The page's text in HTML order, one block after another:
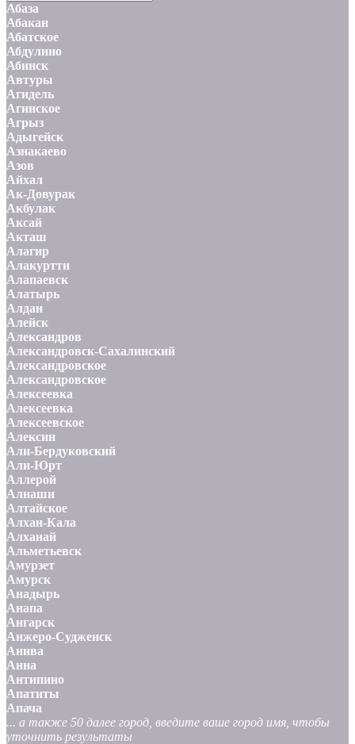
Абаза
Абакан
Абатское
Абдулино
Абинск
Автуры
Агидель
Агинское
Агрыз
Адыгейск
Азнакаево
Азов
Айхал
Ак-Довурак
Акбулак
Аксай
Акташ
Алагир
Алакуртти
Алапаевск
Алатырь
Алдан
Алейск
Александров
Александровск-Сахалинский
Александровское
Александровское
Алексеевка
Алексеевка
Алексеевское
Алексин
Али-Бердуковский
Али-Юрт
Аллерой
Алнаши
Алтайское
Алхан-Кала
Алханай
Альметьевск
Амурзет
Амурск
Анадырь
Анапа
Ангарск
Анжеро-Судженск
Анива
Анна
Антипино
Апатиты
Апача
... а также 50 далее город, введите ваше город имя, чтобы
уточнить результаты